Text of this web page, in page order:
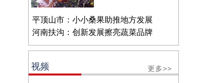
平顶山市：小小桑果助推地方发展
河南扶沟：创新发展擦亮蔬菜品牌
视频 更多>>